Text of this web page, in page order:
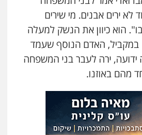
איהאב ג'לג'ולי
מעצרים וחקירות עורכי דין לענייני
פשיעה חמורה
רישום פלילי
ירים אבנים. מי שירים
הוא כיוון את הנשק למעלה
במקביל, האדם הנוסף שעמד
ידועה, ירה לעבר בני המשפחה
מהם באוזנו.